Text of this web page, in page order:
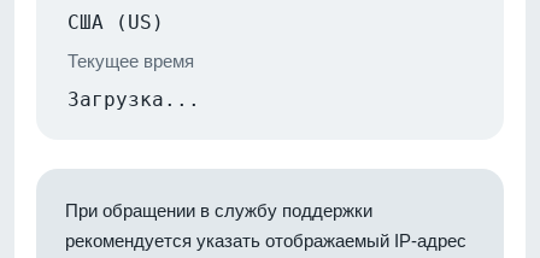
США (US)
Текущее время
Загрузка...
При обращении в службу поддержки
рекомендуется указать отображаемый IP-адрес